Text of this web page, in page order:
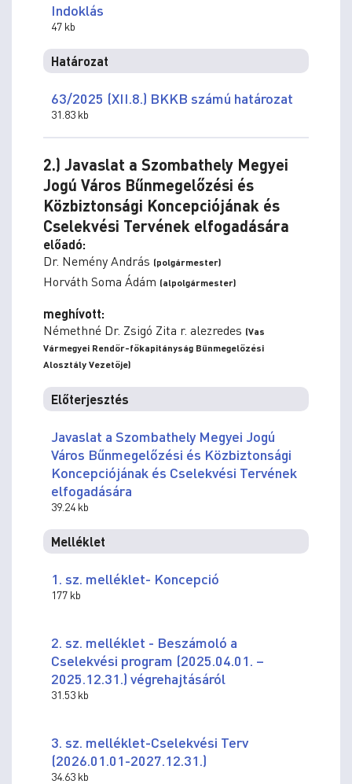
Indoklás
47 kb
Határozat
63/2025 (XII.8.) BKKB számú határozat
31.83 kb
2.) Javaslat a Szombathely Megyei
Jogú Város Bűnmegelőzési és
Közbiztonsági Koncepciójának és
Cselekvési Tervének elfogadására
előadó:
Dr. Nemény András (polgármester)
Horváth Soma Ádám (alpolgármester)
meghívott:
Némethné Dr. Zsigó Zita r. alezredes (Vas
Vármegyei Rendőr-főkapitányság Bűnmegelőzési
Alosztály Vezetője)
Előterjesztés
Javaslat a Szombathely Megyei Jogú
Város Bűnmegelőzési és Közbiztonsági
Koncepciójának és Cselekvési Tervének
elfogadására
39.24 kb
Melléklet
1. sz. melléklet- Koncepció
177 kb
2. sz. melléklet - Beszámoló a
Cselekvési program (2025.04.01. –
2025.12.31.) végrehajtásáról
31.53 kb
3. sz. melléklet-Cselekvési Terv
(2026.01.01-2027.12.31.)
34.63 kb